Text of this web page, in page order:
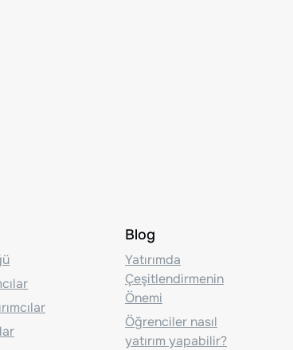
Blog
Yatırımda
Çeşitlendirmenin
Önemi
Öğrenciler nasıl
yatırım yapabilir?